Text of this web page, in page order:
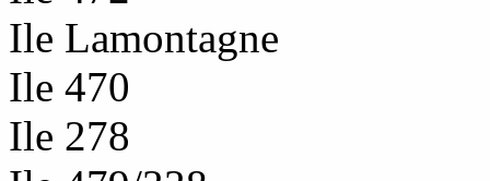
Ile Lamontagne
Ile 470
Ile 278